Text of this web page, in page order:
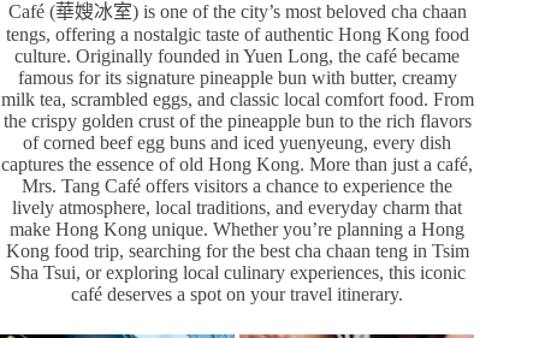
Café (華嫂冰室) is one of the city’s most beloved cha chaan
tengs, offering a nostalgic taste of authentic Hong Kong food
culture. Originally founded in Yuen Long, the café became
famous for its signature pineapple bun with butter, creamy
milk tea, scrambled eggs, and classic local comfort food. From
the crispy golden crust of the pineapple bun to the rich flavors
of corned beef egg buns and iced yuenyeung, every dish
captures the essence of old Hong Kong. More than just a café,
Mrs. Tang Café offers visitors a chance to experience the
lively atmosphere, local traditions, and everyday charm that
make Hong Kong unique. Whether you’re planning a Hong
Kong food trip, searching for the best cha chaan teng in Tsim
Sha Tsui, or exploring local culinary experiences, this iconic
café deserves a spot on your travel itinerary.